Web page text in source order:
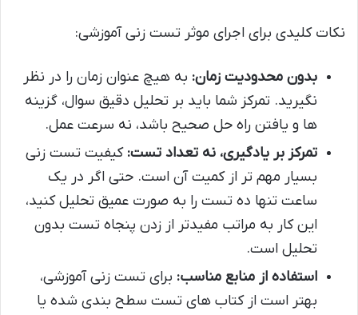
نکات کلیدی برای اجرای موثر تست زنی آموزشی:
بدون محدودیت زمان: به هیچ عنوان زمان را در نظر
نگیرید. تمرکز شما باید بر تحلیل دقیق سوال، گزینه
ها و یافتن راه حل صحیح باشد، نه سرعت عمل.
تمرکز بر یادگیری، نه تعداد تست: کیفیت تست زنی
بسیار مهم تر از کمیت آن است. حتی اگر در یک
ساعت تنها ده تست را به صورت عمیق تحلیل کنید،
این کار به مراتب مفیدتر از زدن پنجاه تست بدون
تحلیل است.
استفاده از منابع مناسب: برای تست زنی آموزشی،
بهتر است از کتاب های تست سطح بندی شده یا